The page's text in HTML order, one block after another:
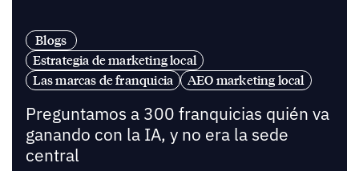
Blogs
Estrategia de marketing local
Las marcas de franquicia
AEO marketing local
Preguntamos a 300 franquicias quién va
ganando con la IA, y no era la sede
central